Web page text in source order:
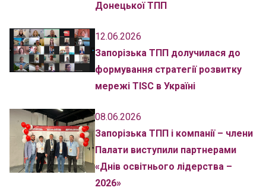
Донецької ТПП
12.06.2026
Запорізька ТПП долучилася до
формування стратегії розвитку
мережі TISC в Україні
08.06.2026
Запорізька ТПП і компанії – члени
Палати виступили партнерами
«Днів освітнього лідерства –
2026»